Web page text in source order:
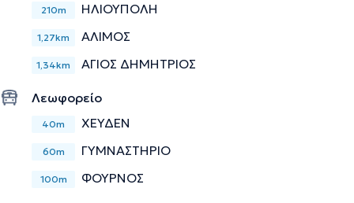
210m ΗΛΙΟΥΠΟΛΗ
1,27km ΑΛΙΜΟΣ
1,34km ΑΓΙΟΣ ΔΗΜΗΤΡΙΟΣ
Λεωφορείο
40m ΧΕΥΔΕΝ
60m ΓΥΜΝΑΣΤΗΡΙΟ
100m ΦΟΥΡΝΟΣ